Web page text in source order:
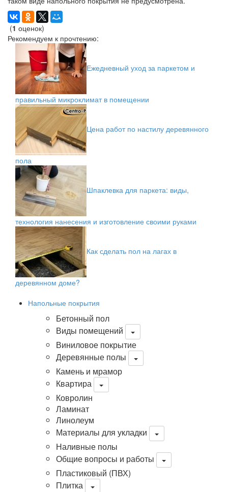
(1 оценок)
Рекомендуем к прочтению:
Ежедневный уход за паркетом и
правильный микроклимат в помещении
Цена работ по настилу деревянного
пола
Шпаклевка для паркета: виды,
технология нанесения и изготовление своими руками
Как сделать пол на лагах в
деревянном доме?
Напольные покрытия
Бетонный пол
Виды помещений
Виниловое покрытие
Деревянные полы
Камень и мрамор
Квартира
Ковролин
Ламинат
Линолеум
Материалы для укладки
Наливные полы
Общие вопросы и работы
Пластиковый (ПВХ)
Плитка